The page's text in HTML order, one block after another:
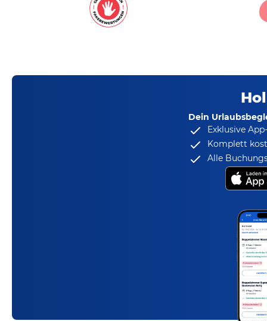
Dein
Exklusive
Komplett
Alle